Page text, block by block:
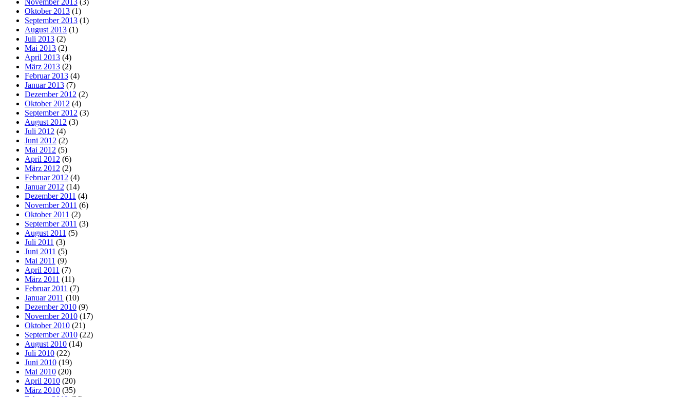
Oktober 2013 (1)
September 2013 (1)
August 2013 (1)
Juli 2013 (2)
Mai 2013 (2)
April 2013 (4)
März 2013 (2)
Februar 2013 (4)
Januar 2013 (7)
Dezember 2012 (2)
Oktober 2012 (4)
September 2012 (3)
August 2012 (3)
Juli 2012 (4)
Juni 2012 (2)
Mai 2012 (5)
April 2012 (6)
März 2012 (2)
Februar 2012 (4)
Januar 2012 (14)
Dezember 2011 (4)
November 2011 (6)
Oktober 2011 (2)
September 2011 (3)
August 2011 (5)
Juli 2011 (3)
Juni 2011 (5)
Mai 2011 (9)
April 2011 (7)
März 2011 (11)
Februar 2011 (7)
Januar 2011 (10)
Dezember 2010 (9)
November 2010 (17)
Oktober 2010 (21)
September 2010 (22)
August 2010 (14)
Juli 2010 (22)
Juni 2010 (19)
Mai 2010 (20)
April 2010 (20)
März 2010 (35)